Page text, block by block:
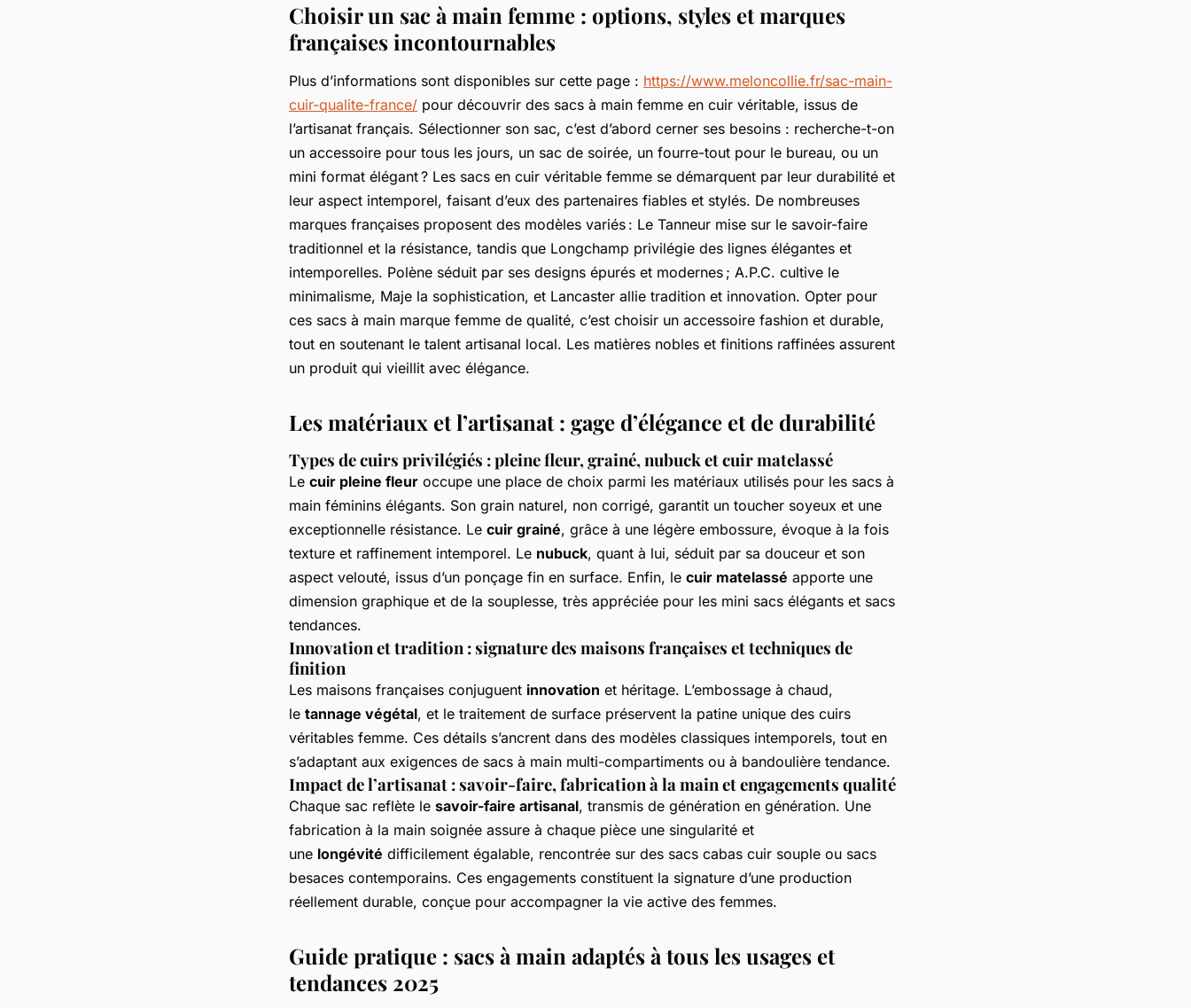
Choisir un sac à main femme : options, styles et marques
françaises incontournables
Plus d’informations sont disponibles sur cette page : https://www.meloncollie.fr/sac-main-
cuir-qualite-france/ pour découvrir des sacs à main femme en cuir véritable, issus de
l’artisanat français. Sélectionner son sac, c’est d’abord cerner ses besoins : recherche-t-on
un accessoire pour tous les jours, un sac de soirée, un fourre-tout pour le bureau, ou un
mini format élégant ? Les sacs en cuir véritable femme se démarquent par leur durabilité et
leur aspect intemporel, faisant d’eux des partenaires fiables et stylés. De nombreuses
marques françaises proposent des modèles variés : Le Tanneur mise sur le savoir-faire
traditionnel et la résistance, tandis que Longchamp privilégie des lignes élégantes et
intemporelles. Polène séduit par ses designs épurés et modernes ; A.P.C. cultive le
minimalisme, Maje la sophistication, et Lancaster allie tradition et innovation. Opter pour
ces sacs à main marque femme de qualité, c’est choisir un accessoire fashion et durable,
tout en soutenant le talent artisanal local. Les matières nobles et finitions raffinées assurent
un produit qui vieillit avec élégance.
Les matériaux et l’artisanat : gage d’élégance et de durabilité
Types de cuirs privilégiés : pleine fleur, grainé, nubuck et cuir matelassé
Le cuir pleine fleur occupe une place de choix parmi les matériaux utilisés pour les sacs à
main féminins élégants. Son grain naturel, non corrigé, garantit un toucher soyeux et une
exceptionnelle résistance. Le cuir grainé, grâce à une légère embossure, évoque à la fois
texture et raffinement intemporel. Le nubuck, quant à lui, séduit par sa douceur et son
aspect velouté, issus d’un ponçage fin en surface. Enfin, le cuir matelassé apporte une
dimension graphique et de la souplesse, très appréciée pour les mini sacs élégants et sacs
tendances.
Innovation et tradition : signature des maisons françaises et techniques de
finition
Les maisons françaises conjuguent innovation et héritage. L’embossage à chaud,
le tannage végétal, et le traitement de surface préservent la patine unique des cuirs
véritables femme. Ces détails s’ancrent dans des modèles classiques intemporels, tout en
s’adaptant aux exigences de sacs à main multi-compartiments ou à bandoulière tendance.
Impact de l’artisanat : savoir-faire, fabrication à la main et engagements qualité
Chaque sac reflète le savoir-faire artisanal, transmis de génération en génération. Une
fabrication à la main soignée assure à chaque pièce une singularité et
une longévité difficilement égalable, rencontrée sur des sacs cabas cuir souple ou sacs
besaces contemporains. Ces engagements constituent la signature d’une production
réellement durable, conçue pour accompagner la vie active des femmes.
Guide pratique : sacs à main adaptés à tous les usages et
tendances 2025